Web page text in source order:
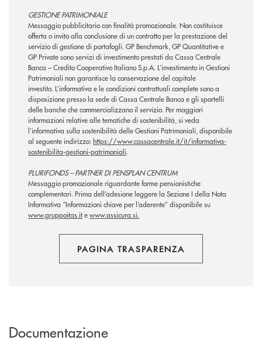
GESTIONE PATRIMONIALE
Messaggio pubblicitario con finalità promozionale. Non costituisce
offerta o invito alla conclusione di un contratto per la prestazione del
servizio di gestione di portafogli. GP Benchmark, GP Quantitative e
GP Private sono servizi di investimento prestati da Cassa Centrale
Banca – Credito Cooperativo Italiano S.p.A. L’investimento in Gestioni
Patrimoniali non garantisce la conservazione del capitale
investito. L’informativa e le condizioni contrattuali complete sono a
disposizione presso la sede di Cassa Centrale Banca e gli sportelli
delle banche che commercializzano il servizio. Per maggiori
informazioni relative alle tematiche di sostenibilità, si veda
l’informativa sulla sostenibilità delle Gestioni Patrimoniali, disponibile
al seguente indirizzo:https://www.cassacentrale.it/it/informativa-
sostenibilita-gestioni-patrimoniali.
PLURIFONDS – PARTNER DI PENSPLAN CENTRUM
Messaggio promozionale riguardante forme pensionistiche
complementari. Prima dell’adesione leggere la Sezione I della Nota
Informativa “Informazioni chiave per l’aderente” disponibile su
www.gruppoitas.itewww.assicura.si.
PAGINA TRASPARENZA
Documentazione